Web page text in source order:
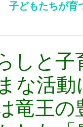
子どもたちが育
しと
な活
竜王